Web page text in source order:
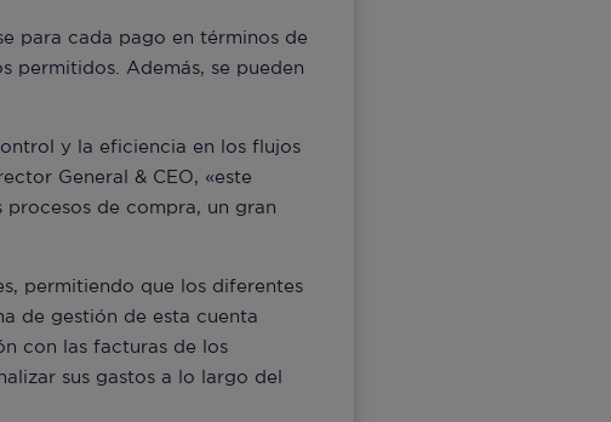
para cada pago en términos de
permitidos. Además, se pueden
y la eficiencia en los flujos
General & CEO, «este
de compra, un gran
permitiendo que los diferentes
de gestión de esta cuenta
con las facturas de los
sus gastos a lo largo del